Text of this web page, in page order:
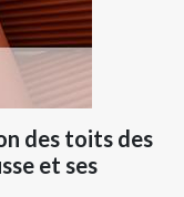
des toits des
et ses